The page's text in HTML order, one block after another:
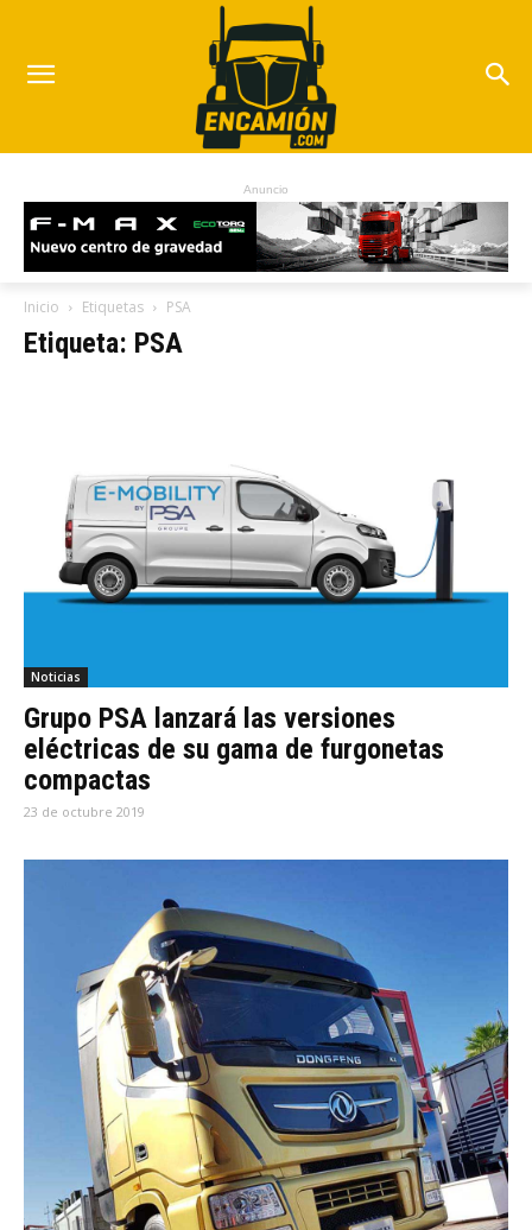
Anuncio
Inicio Etiquetas PSA
Etiqueta: PSA
Noticias
Grupo PSA lanzará las versiones
eléctricas de su gama de furgonetas
compactas
23 de octubre 2019